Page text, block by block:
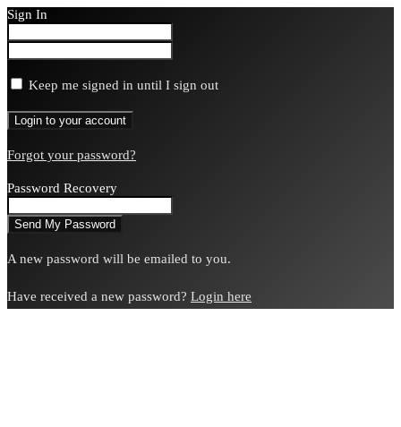
Sign In
Keep me signed in until I sign out
Forgot your password?
Password Recovery
A new password will be emailed to you.
Have received a new password? Login here